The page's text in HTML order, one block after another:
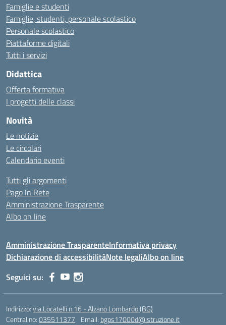
Famiglie e studenti
Famiglie, studenti, personale scolastico
Personale scolastico
Piattaforme digitali
Tutti i servizi
Didattica
Offerta formativa
I progetti delle classi
Novità
Le notizie
Le circolari
Calendario eventi
Tutti gli argomenti
Pago In Rete
Amministrazione Trasparente
Albo on line
Amministrazione TrasparenteInformativa privacy
Dichiarazione di accessibilitàNote legaliAlbo on line
Seguici su:
Indirizzo:via Locatelli n.16 - Alzano Lombardo (BG)
Centralino:035511377 Email: bgps17000d@istruzione.it